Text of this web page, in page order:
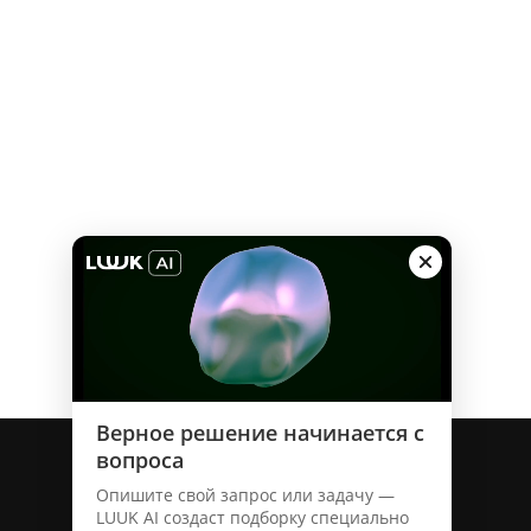
о бренде